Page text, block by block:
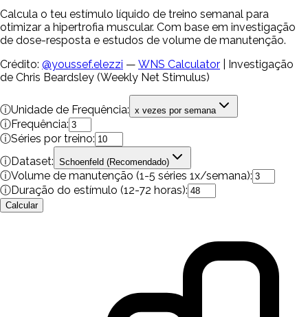
Calcula o teu estímulo líquido de treino semanal para
otimizar a hipertrofia muscular. Com base em investigação
de dose-resposta e estudos de volume de manutenção.
Crédito: @youssef.elezzi — WNS Calculator | Investigação
de Chris Beardsley (Weekly Net Stimulus)
ⓘUnidade de Frequência: x vezes por semana
ⓘFrequência:
ⓘSéries por treino:
ⓘDataset: Schoenfeld (Recomendado)
ⓘVolume de manutenção (1-5 séries 1x/semana):
ⓘDuração do estímulo (12-72 horas):
Calcular